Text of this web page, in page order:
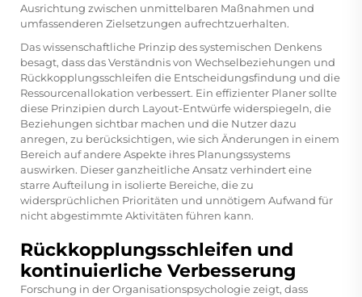
Ausrichtung zwischen unmittelbaren Maßnahmen und
umfassenderen Zielsetzungen aufrechtzuerhalten.
Das wissenschaftliche Prinzip des systemischen Denkens
besagt, dass das Verständnis von Wechselbeziehungen und
Rückkopplungsschleifen die Entscheidungsfindung und die
Ressourcenallokation verbessert. Ein effizienter Planer sollte
diese Prinzipien durch Layout-Entwürfe widerspiegeln, die
Beziehungen sichtbar machen und die Nutzer dazu
anregen, zu berücksichtigen, wie sich Änderungen in einem
Bereich auf andere Aspekte ihres Planungssystems
auswirken. Dieser ganzheitliche Ansatz verhindert eine
starre Aufteilung in isolierte Bereiche, die zu
widersprüchlichen Prioritäten und unnötigem Aufwand für
nicht abgestimmte Aktivitäten führen kann.
Rückkopplungsschleifen und
kontinuierliche Verbesserung
Forschung in der Organisationspsychologie zeigt, dass